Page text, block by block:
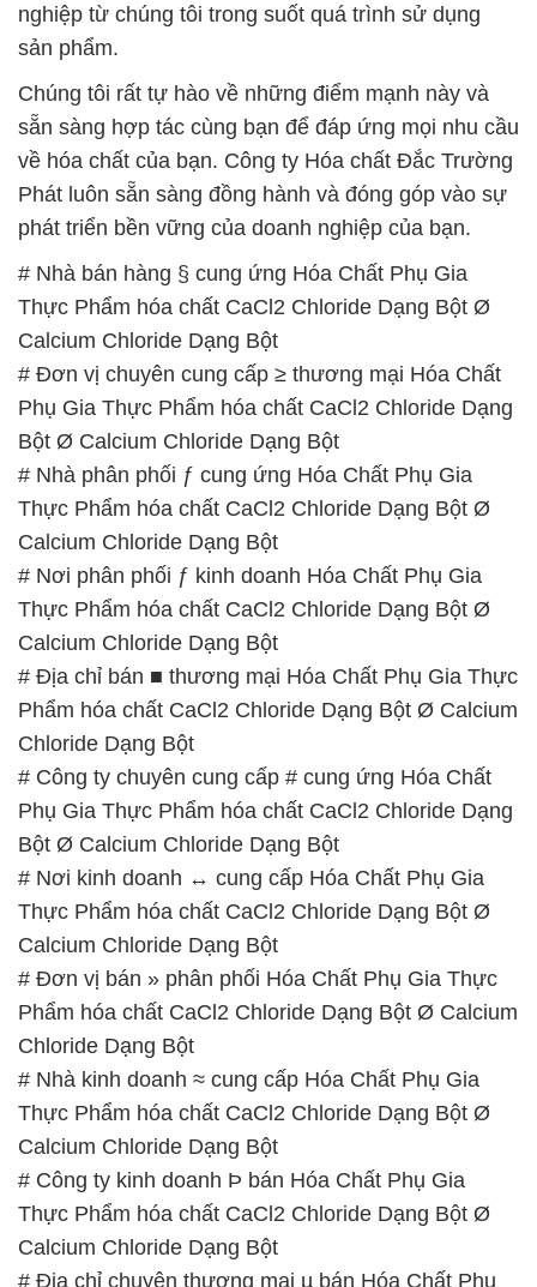
nghiệp từ chúng tôi trong suốt quá trình sử dụng
sản phẩm.
Chúng tôi rất tự hào về những điểm mạnh này và
sẵn sàng hợp tác cùng bạn để đáp ứng mọi nhu cầu
về hóa chất của bạn. Công ty Hóa chất Đắc Trường
Phát luôn sẵn sàng đồng hành và đóng góp vào sự
phát triển bền vững của doanh nghiệp của bạn.
# Nhà bán hàng § cung ứng Hóa Chất Phụ Gia
Thực Phẩm hóa chất CaCl2 Chloride Dạng Bột Ø
Calcium Chloride Dạng Bột
# Đơn vị chuyên cung cấp ≥ thương mại Hóa Chất
Phụ Gia Thực Phẩm hóa chất CaCl2 Chloride Dạng
Bột Ø Calcium Chloride Dạng Bột
# Nhà phân phối ƒ cung ứng Hóa Chất Phụ Gia
Thực Phẩm hóa chất CaCl2 Chloride Dạng Bột Ø
Calcium Chloride Dạng Bột
# Nơi phân phối ƒ kinh doanh Hóa Chất Phụ Gia
Thực Phẩm hóa chất CaCl2 Chloride Dạng Bột Ø
Calcium Chloride Dạng Bột
# Địa chỉ bán ■ thương mại Hóa Chất Phụ Gia Thực
Phẩm hóa chất CaCl2 Chloride Dạng Bột Ø Calcium
Chloride Dạng Bột
# Công ty chuyên cung cấp # cung ứng Hóa Chất
Phụ Gia Thực Phẩm hóa chất CaCl2 Chloride Dạng
Bột Ø Calcium Chloride Dạng Bột
# Nơi kinh doanh ↔ cung cấp Hóa Chất Phụ Gia
Thực Phẩm hóa chất CaCl2 Chloride Dạng Bột Ø
Calcium Chloride Dạng Bột
# Đơn vị bán » phân phối Hóa Chất Phụ Gia Thực
Phẩm hóa chất CaCl2 Chloride Dạng Bột Ø Calcium
Chloride Dạng Bột
# Nhà kinh doanh ≈ cung cấp Hóa Chất Phụ Gia
Thực Phẩm hóa chất CaCl2 Chloride Dạng Bột Ø
Calcium Chloride Dạng Bột
# Công ty kinh doanh Þ bán Hóa Chất Phụ Gia
Thực Phẩm hóa chất CaCl2 Chloride Dạng Bột Ø
Calcium Chloride Dạng Bột
# Địa chỉ chuyên thương mại µ bán Hóa Chất Phụ